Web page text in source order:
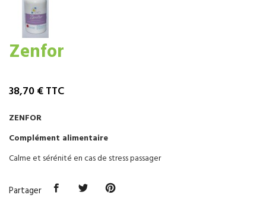
Zenfor
38,70 €TTC
ZENFOR
Complément alimentaire
Calme et sérénité en cas de stress passager
Partager